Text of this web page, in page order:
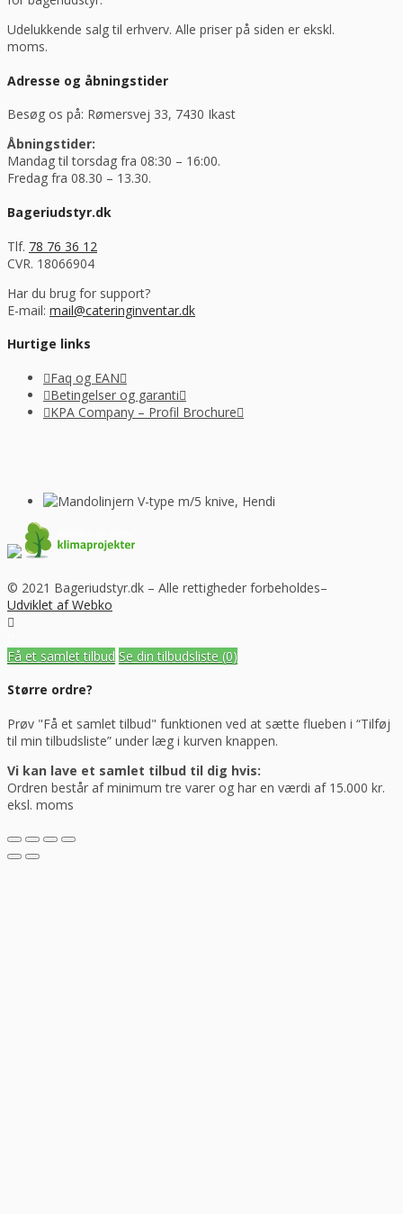
Udelukkende salg til erhverv. Alle priser på siden er ekskl.
moms.
Adresse og åbningstider
Besøg os på: Rømersvej 33, 7430 Ikast
Åbningstider:
Mandag til torsdag fra 08:30 – 16:00.
Fredag fra 08.30 – 13.30.
Bageriudstyr.dk
Tlf. 78 76 36 12
CVR. 18066904
Har du brug for support?
E-mail: mail@cateringinventar.dk
Hurtige links
Faq og EAN
Betingelser og garanti
KPA Company – Profil Brochure
© 2021 Bageriudstyr.dk – Alle rettigheder forbeholdes–
Udviklet af Webko
Få et samlet tilbud Se din tilbudsliste (0)
Større ordre?
Prøv "Få et samlet tilbud" funktionen ved at sætte flueben i “Tilføj
til min tilbudsliste” under læg i kurven knappen.
Vi kan lave et samlet tilbud til dig hvis:
Ordren består af minimum tre varer og har en værdi af 15.000 kr.
eksl. moms